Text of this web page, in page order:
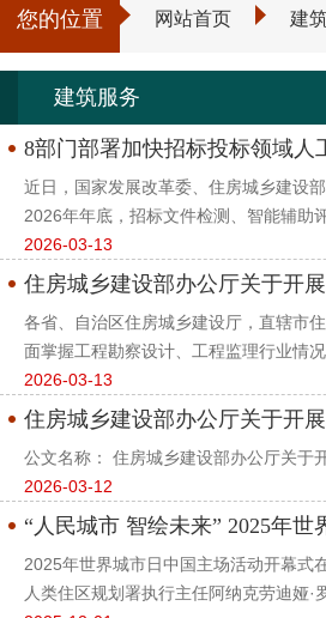
您的位置 网站首页 建
建筑服务
8部门部署加快招标投标领域人
近日，国家发展改革委、住房城乡建设
2026年年底，招标文件检测、智能辅助
2026-03-13
住房城乡建设部办公厅关于开
各省、自治区住房城乡建设厅，直辖市
面掌握工程勘察设计、工程监理行业情
2026-03-13
住房城乡建设部办公厅关于开
公文名称： 住房城乡建设部办公厅关
2026-03-12
“人民城市 智绘未来” 2025年
2025年世界城市日中国主场活动开幕式
人类住区规划署执行主任阿纳克劳迪娅